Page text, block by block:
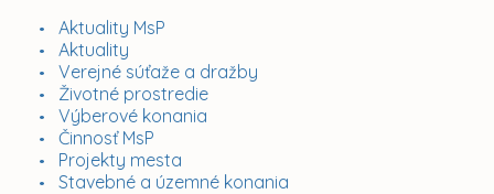
Aktuality MsP
Aktuality
Verejné súťaže a dražby
Životné prostredie
Výberové konania
Činnosť MsP
Projekty mesta
Stavebné a územné konania